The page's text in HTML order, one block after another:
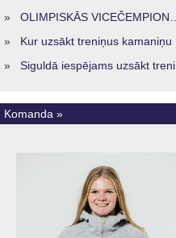
»OLIMPISKĀS VICEČEMPIONES ENERĢIJA TURPINĀS ARĪ STARPSEZONĀ
» Kur uzsākt treniņus kamaniņu sportā Latvijā? Iespējas jaunajiem sportistiem visos reģionos
»Siguldā iespējams uzsākt treniņus kamaniņu sportā – vide, kur veidojas nākamā sportistu paaudze
Komanda »